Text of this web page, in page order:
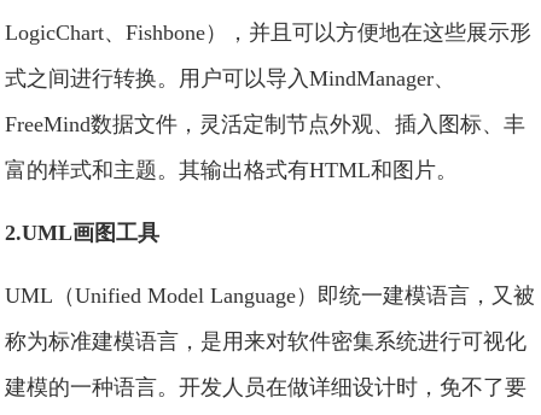
LogicChart、Fishbone），并且可以方便地在这些展示形
式之间进行转换。用户可以导入MindManager、
FreeMind数据文件，灵活定制节点外观、插入图标、丰
富的样式和主题。其输出格式有HTML和图片。
2.UML画图工具
UML（Unified Model Language）即统一建模语言，又被
称为标准建模语言，是用来对软件密集系统进行可视化
建模的一种语言。开发人员在做详细设计时，免不了要